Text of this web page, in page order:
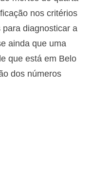
nos critérios
diagnosticar a
ainda que uma
que está em Belo
dos números